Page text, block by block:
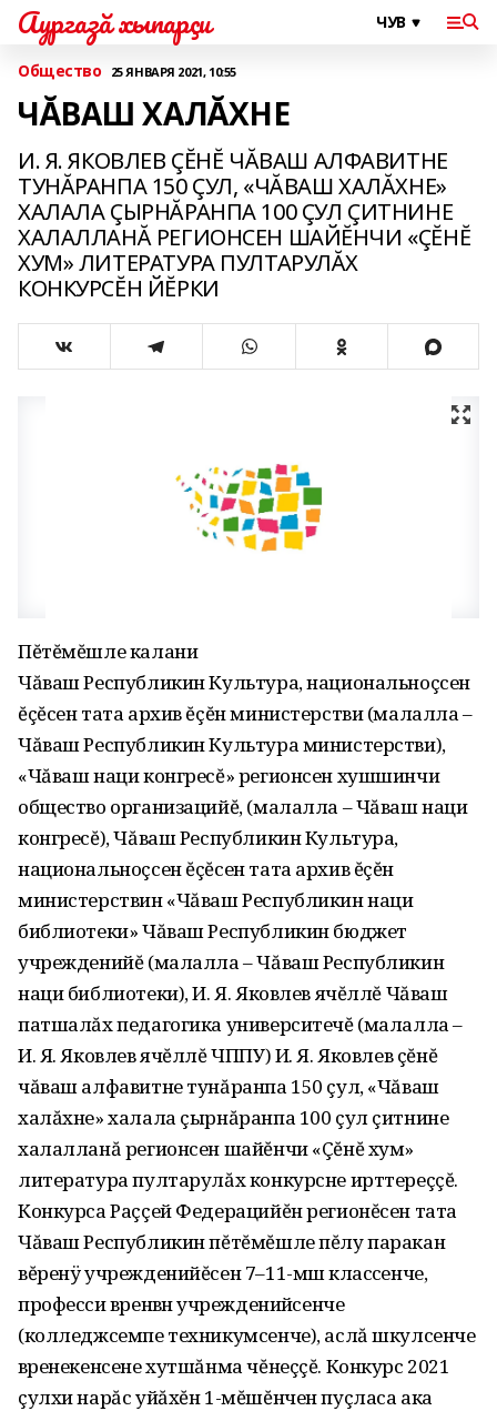
Аургазă хыпарçи
Общество 25 ЯНВАРЯ 2021, 10:55
ЧĂВАШ ХАЛĂХНЕ
И. Я. ЯКОВЛЕВ ÇĔНĔ ЧĂВАШ АЛФАВИТНЕ
ТУНĂРАНПА 150 ÇУЛ, «ЧĂВАШ ХАЛĂХНЕ»
ХАЛАЛА ÇЫРНĂРАНПА 100 ÇУЛ ÇИТНИНЕ
ХАЛАЛЛАНĂ РЕГИОНСЕН ШАЙĔНЧИ «ÇĔНĔ
ХУМ» ЛИТЕРАТУРА ПУЛТАРУЛĂХ
КОНКУРСĔН ЙĔРКИ
Пĕтĕмĕшле калани
Чăваш Республикин Культура, национальноçсен
ĕçĕсен тата архив ĕçĕн министерстви (малалла –
Чăваш Республикин Культура министерстви),
«Чăваш наци конгресĕ» регионсен хушшинчи
общество организацийĕ, (малалла – Чăваш наци
конгресĕ), Чăваш Республикин Культура,
национальноçсен ĕçĕсен тата архив ĕçĕн
министерствин «Чăваш Республикин наци
библиотеки» Чăваш Республикин бюджет
учрежденийĕ (малалла – Чăваш Республикин
наци библиотеки), И. Я. Яковлев ячĕллĕ Чăваш
патшалăх педагогика университечĕ (малалла –
И. Я. Яковлев ячĕллĕ ЧППУ) И. Я. Яковлев çĕнĕ
чăваш алфавитне тунăранпа 150 çул, «Чăваш
халăхне» халала çырнăранпа 100 çул çитнине
халалланă регионсен шайĕнчи «Çĕнĕ хум»
литература пултарулăх конкурсне ирттереççĕ.
Конкурса Раççей Федерацийĕн регионĕсен тата
Чăваш Республикин пĕтĕмĕшле пĕлу паракан
вĕренÿ учрежденийĕсен 7–11-мӗш класӗсенче,
професси вӗренӗвӗн учрежденийӗсенче
(колледжсемпе техникумсенче), аслă шкулсенче
вӗренекенсене хутшăнма чĕнеççĕ. Конкурс 2021
çулхи нарăс уйăхĕн 1-мĕшĕнчен пуçласа ака